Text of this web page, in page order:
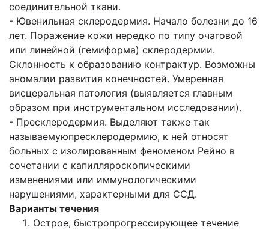
соединительной ткани.
- Ювенильная склеродермия. Начало болезни до 16
лет. Поражение кожи нередко по типу очаговой
или линейной (гемиформа) склеродермии.
Склонность к образованию контрактур. Возможны
аномалии развития конечностей. Умеренная
висцеральная патология (выявляется главным
образом при инструментальном исследовании).
- Пресклеродермия. Выделяют также так
называемуюпресклеродермию, к ней относят
больных с изолированным феноменом Рейно в
сочетании с капилляроскопическими
изменениями или иммунологическими
нарушениями, характерными для ССД.
Варианты течения
Острое, быстропрогрессирующее течение